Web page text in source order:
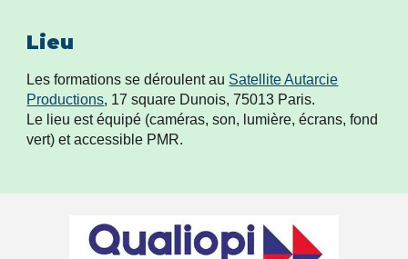
Lieu
Les formations se déroulent au Satellite Autarcie
Productions, 17 square Dunois, 75013 Paris.
Le lieu est équipé (caméras, son, lumière, écrans, fond
vert) et accessible PMR.